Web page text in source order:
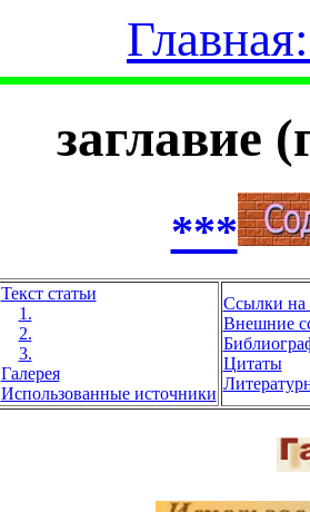
заглавие
***
Текст статьи
1.
2.
3.
Галерея
Использованные источники
Ссылки на
Внешние
Цитаты